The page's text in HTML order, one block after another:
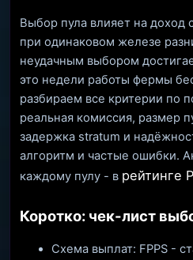
Выбор пула влияет на доход
при одинаковом железе
неудачным выбором
это недели работы фермы
разбираем все критерии по
реальная комиссия, размер
задержка stratum и
алгоритм и частые ошибки.
каждому пулу - в рейтинге
Коротко: чек-лист
Схема выплат: FPPS -